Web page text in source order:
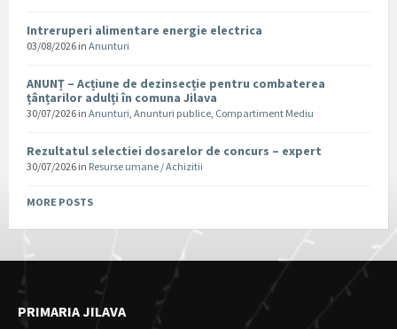
Intreruperi alimentare energie electrica
03/08/2026 in Anunturi
ANUNȚ – Acțiune de dezinsecție pentru combaterea
țânțarilor adulți în comuna Jilava
30/07/2026 in Anunturi, Anunturi publice, Compartiment Mediu
Rezultatul selectiei dosarelor de concurs – expert
30/07/2026 in Resurse umane / Achizitii
MORE POSTS
PRIMARIA JILAVA